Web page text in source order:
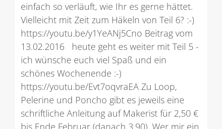
einfach so verläuft, wie Ihr es gerne hättet.
Vielleicht mit Zeit zum Häkeln von Teil 6? :-)
https://youtu.be/y1YeANj5Cno Beitrag vom
13.02.2016 heute geht es weiter mit Teil 5 -
ich wünsche euch viel Spaß und ein
schönes Wochenende :-)
https://youtu.be/Evt7oqvraEA Zu Loop,
Pelerine und Poncho gibt es jeweils eine
schriftliche Anleitung auf Makerist für 2,50 €
bis Ende Februar (danach 3,90). Wer mir ein